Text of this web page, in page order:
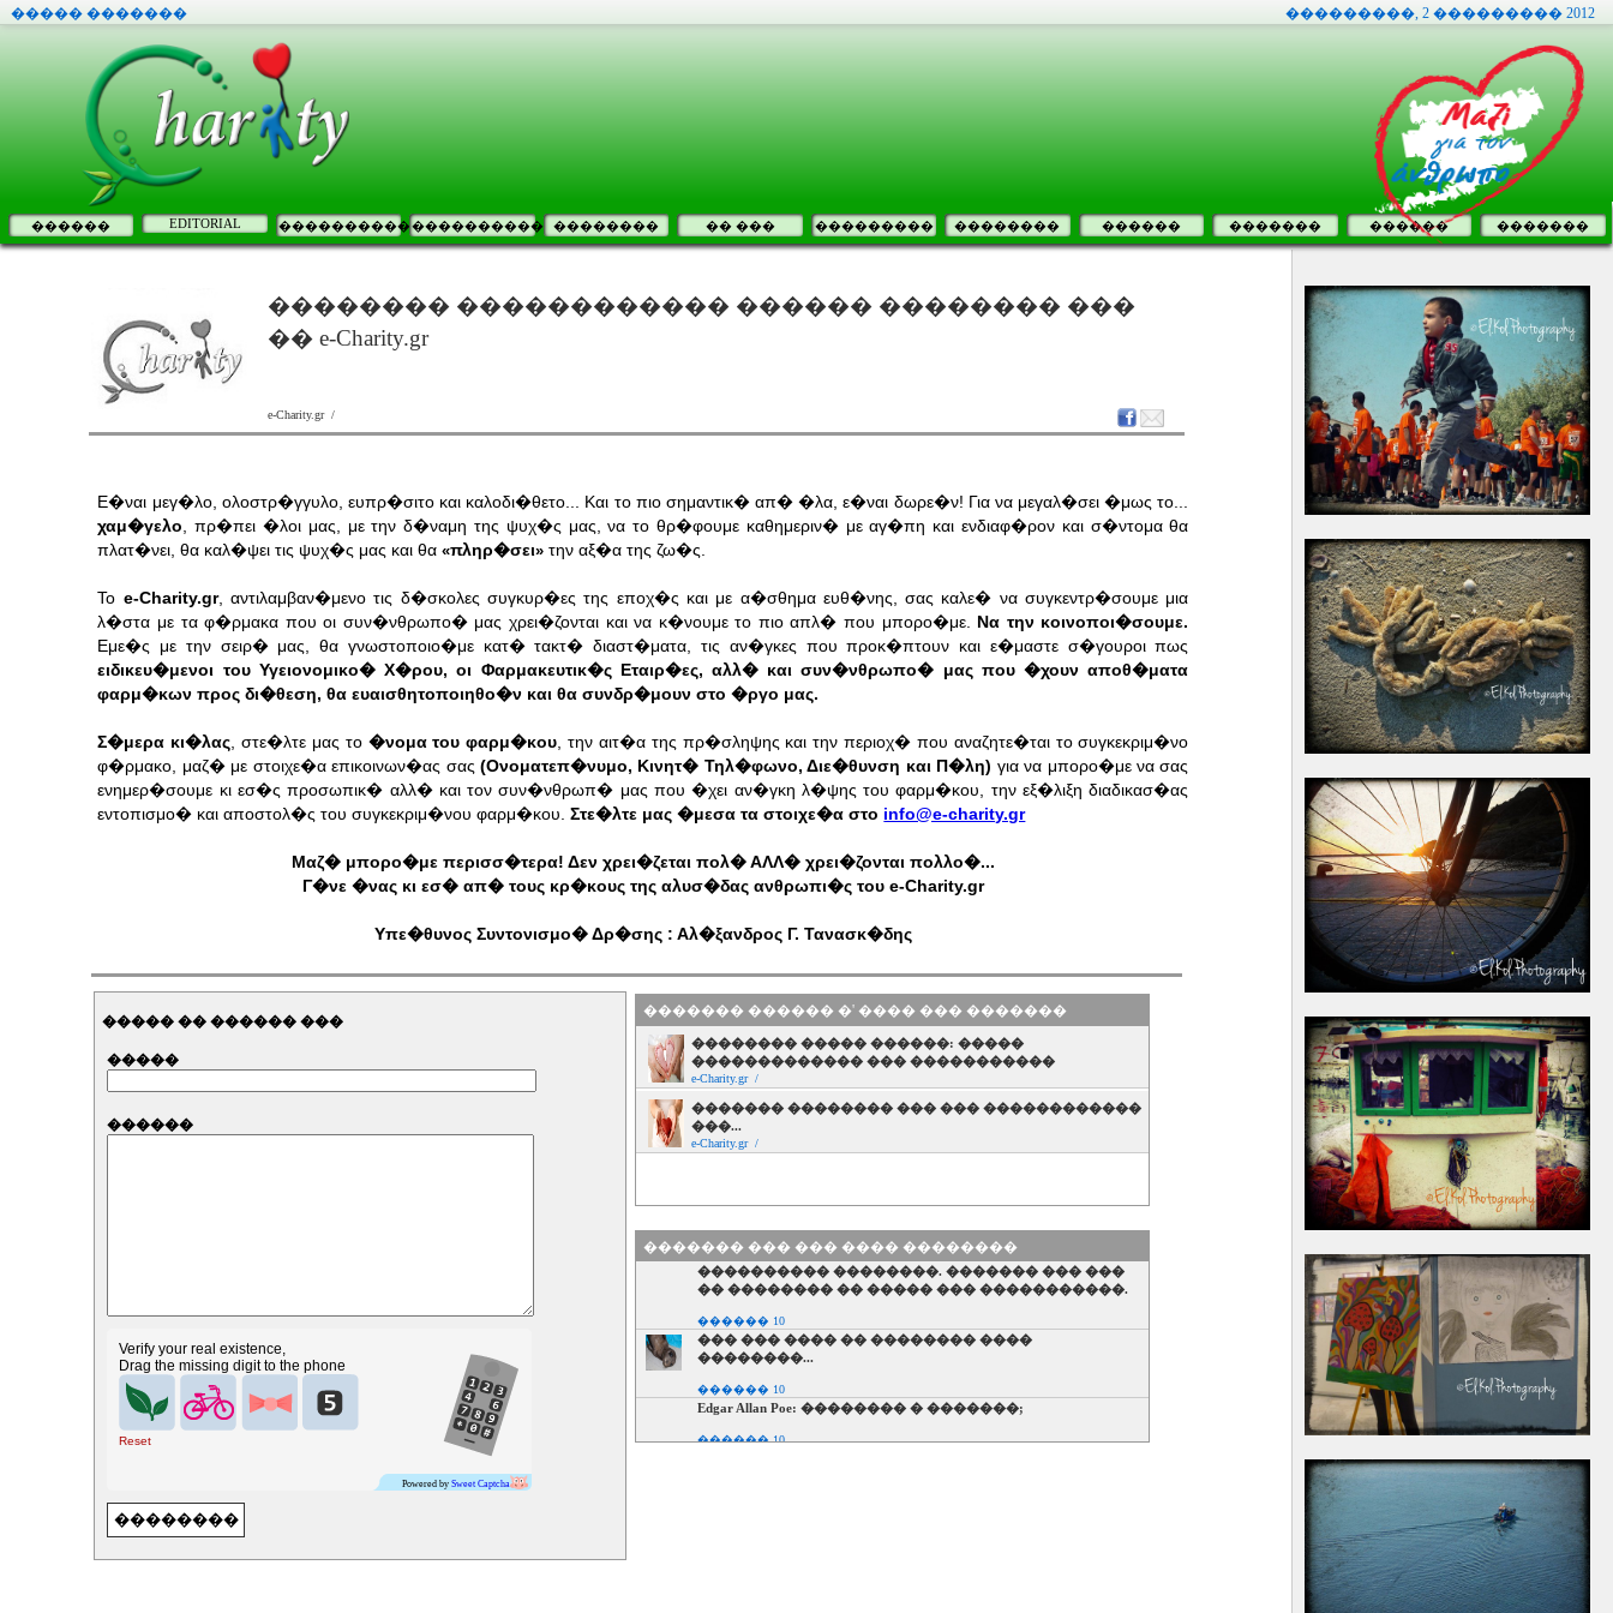
����� ������� ���������, 2 ��������� 2012
������ EDITORIAL �������������������� �������� �� ��� ��������� �������� ������ ������� ������ �������
�������� ������������ ������ �������� ���
�� e-Charity.gr
e-Charity.gr /
Ε�ναι μεγ�λο, ολοστρ�γγυλο, ευπρ�σιτο και καλοδι�θετο... Και το πιο σημαντικ� απ� �λα, ε�ναι δωρε�ν! Για να μεγαλ�σει �μως το...
χαμ�γελο , πρ�πει �λοι μας, με την δ�ναμη της ψυχ�ς μας, να το θρ�φουμε καθημεριν� με αγ�πη και ενδιαφ�ρον και σ�ντομα θα
πλατ�νει, θα καλ�ψει τις ψυχ�ς μας και θα«πληρ�σει»την αξ�α της ζω�ς.
Το e-Charity.gr, αντιλαμβαν�μενο τις δ�σκολες συγκυρ�ες της εποχ�ς και με α�σθημα ευθ�νης, σας καλε� να συγκεντρ�σουμε μια
λ�στα με τα φ�ρμακα που οι συν�νθρωπο� μας χρει�ζονται και να κ�νουμε το πιο απλ� που μπορο�με. Να την κοινοποι�σουμε.
Εμε�ς με την σειρ� μας, θα γνωστοποιο�με κατ� τακτ� διαστ�ματα, τις αν�γκες που προκ�πτουν και ε�μαστε σ�γουροι πως
ειδικευ�μενοι του Υγειονομικο� Χ�ρου, οι Φαρμακευτικ�ς Εταιρ�ες, αλλ� και συν�νθρωπο� μας που �χουν αποθ�ματα
φαρμ�κων προς δι�θεση, θα ευαισθητοποιηθο�ν και θα συνδρ�μουν στο �ργο μας.
Σ�μερα κι�λας , στε�λτε μας το �νομα του φαρμ�κου , την αιτ�α της πρ�σληψης και την περιοχ� που αναζητε�ται το συγκεκριμ�νο
φ�ρμακο, μαζ� με στοιχε�α επικοινων�ας σας (Ονοματεπ�νυμο, Κινητ� Τηλ�φωνο, Διε�θυνση και Π�λη) για να μπορο�με να σας
ενημερ�σουμε κι εσ�ς προσωπικ� αλλ� και τον συν�νθρωπ� μας που �χει αν�γκη λ�ψης του φαρμ�κου, την εξ�λιξη διαδικασ�ας
εντοπισμο� και αποστολ�ς του συγκεκριμ�νου φαρμ�κου. Στε�λτε μας �μεσα τα στοιχε�α στο info@e-charity.gr
Μαζ� μπορο�με περισσ�τερα! Δεν χρει�ζεται πολ� ΑΛΛ� χρει�ζονται πολλο�...
Γ�νε �νας κι εσ� απ� τους κρ�κους της αλυσ�δας ανθρωπι�ς του e-Charity.gr
Υπε�θυνος Συντονισμο� Δρ�σης : Αλ�ξανδρος Γ. Τανασκ�δης
����� �� ������ ���
�����
������
Powered by Sweet Captcha
Verify your real existence,
Drag the missing digit to the phone
Reset
������� ������ �' ���� ��� �������
�������� ����� ������: �����
������������� ��� �����������
e-Charity.gr /
������� �������� ��� ��� ������������
���...
e-Charity.gr /
������� ��� ��� ���� ��������
���������� ��������. ������� ��� ���
�� �������� �� ����� ��� �����������.
������ 10
��� ��� ���� �� �������� ����
��������...
������ 10
Edgar Allan Poe: �������� � �������;
������ 10